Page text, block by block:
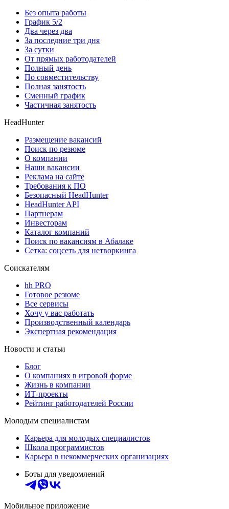
Без опыта работы
График 5/2
Два через два
За последние три дня
За сутки
От прямых работодателей
Полный день
По совместительству
Полная занятость
Сменный график
Частичная занятость
HeadHunter
Размещение вакансий
Поиск по резюме
О компании
Наши вакансии
Реклама на сайте
Требования к ПО
Безопасный HeadHunter
HeadHunter API
Партнерам
Инвесторам
Каталог компаний
Поиск по вакансиям в Абалаке
Сетка: соцсеть для нетворкинга
Соискателям
hh PRO
Готовое резюме
Все сервисы
Хочу у вас работать
Производственный календарь
Экспертная рекомендация
Новости и статьи
Блог
О компаниях в игровой форме
Жизнь в компании
ИТ-проекты
Рейтинг работодателей России
Молодым специалистам
Карьера для молодых специалистов
Школа программистов
Карьера в некоммерческих организациях
Боты для уведомлений
Мобильное приложение